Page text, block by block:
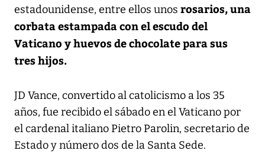
estadounidense, entre ellos unos rosarios, una
corbata estampada con el escudo del
Vaticano y huevos de chocolate para sus
tres hijos.
JD Vance, convertido al catolicismo a los 35
años, fue recibido el sábado en el Vaticano por
el cardenal italiano Pietro Parolin, secretario de
Estado y número dos de la Santa Sede.